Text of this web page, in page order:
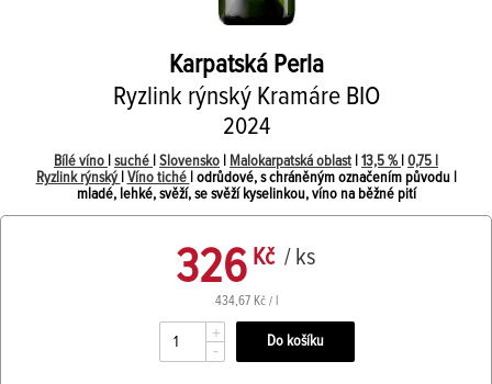
Karpatská Perla
Ryzlink rýnský Kramáre BIO
2024
Bílé víno suché Slovensko Malokarpatská oblast 13,5 % 0,75 l
Ryzlink rýnský Víno tiché
| odrůdové, s chráněným označením původu |
mladé, lehké, svěží, se svěží kyselinkou, víno na běžné pití
326 Kč / ks
434,67 Kč / l
+
-